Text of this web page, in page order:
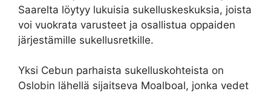
Saarelta löytyy lukuisia sukelluskeskuksia, joista
voi vuokrata varusteet ja osallistua oppaiden
järjestämille sukellusretkille.
Yksi Cebun parhaista sukelluskohteista on
Oslobin lähellä sijaitseva Moalboal, jonka vedet